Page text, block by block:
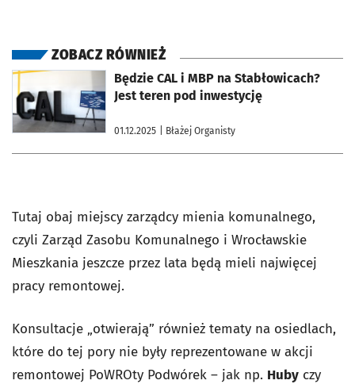
ZOBACZ RÓWNIEŻ
Będzie CAL i MBP na Stabłowicach?
Jest teren pod inwestycję
01.12.2025 | Błażej Organisty
otworzy się w nowej karcie
Tutaj obaj miejscy zarządcy mienia komunalnego,
czyli Zarząd Zasobu Komunalnego i Wrocławskie
Mieszkania jeszcze przez lata będą mieli najwięcej
pracy remontowej.
Konsultacje „otwierają” również tematy na osiedlach,
które do tej pory nie były reprezentowane w akcji
remontowej PoWROty Podwórek – jak np. Huby czy